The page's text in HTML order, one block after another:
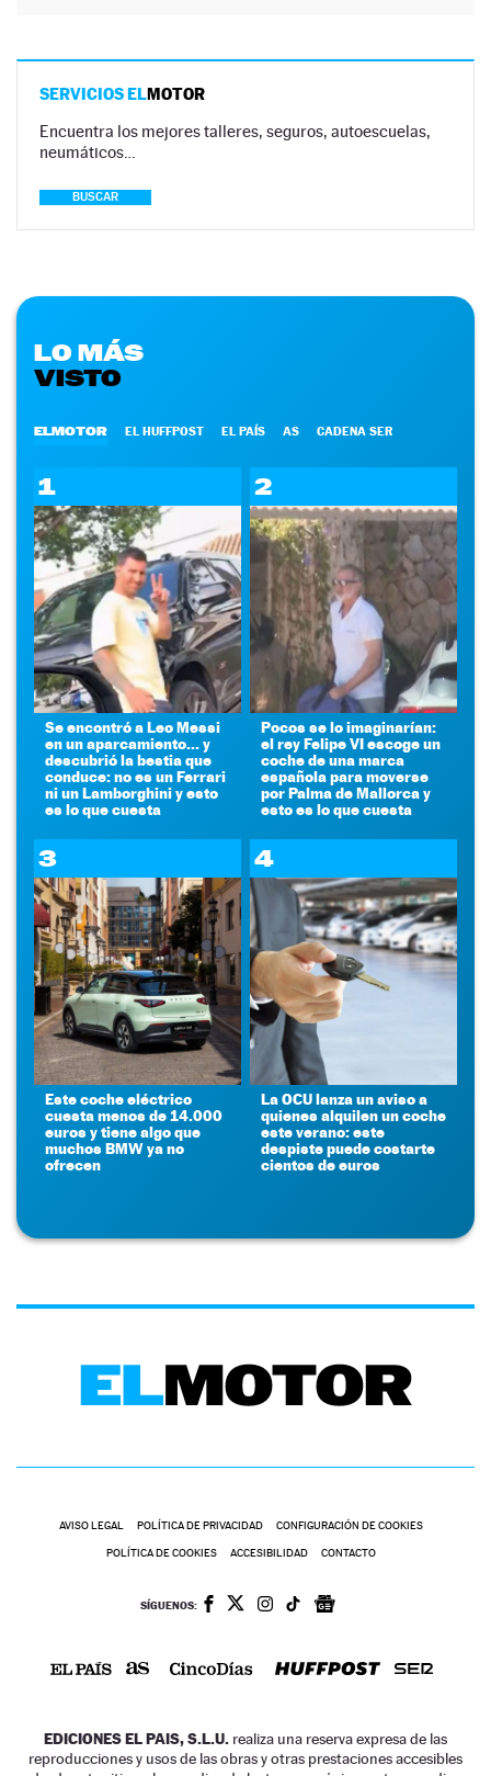
SERVICIOS ELMOTOR
Encuentra los mejores talleres, seguros, autoescuelas,
neumáticos…
BUSCAR
LO MÁS
VISTO
ELMOTOR EL HUFFPOST EL PAÍS AS CADENA SER
1
Se encontró a Leo Messi
en un aparcamiento... y
descubrió la bestia que
conduce: no es un Ferrari
ni un Lamborghini y esto
es lo que cuesta
2
Pocos se lo imaginarían:
el rey Felipe VI escoge un
coche de una marca
española para moverse
por Palma de Mallorca y
esto es lo que cuesta
3
Este coche eléctrico
cuesta menos de 14.000
euros y tiene algo que
muchos BMW ya no
ofrecen
4
La OCU lanza un aviso a
quienes alquilen un coche
este verano: este
despiste puede costarte
cientos de euros
AVISO LEGAL POLÍTICA DE PRIVACIDAD CONFIGURACIÓN DE COOKIES
POLÍTICA DE COOKIES ACCESIBILIDAD CONTACTO
SÍGUENOS:
EDICIONES EL PAIS, S.L.U. realiza una reserva expresa de las
reproducciones y usos de las obras y otras prestaciones accesibles